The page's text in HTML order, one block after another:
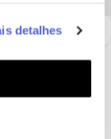
e
interesses
gerir a
detalhes